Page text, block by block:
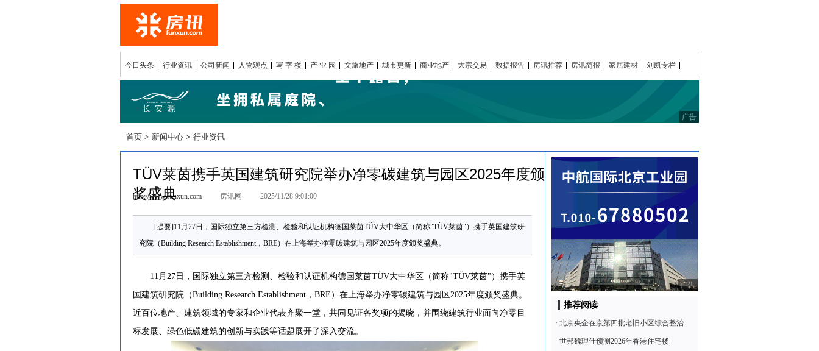
今日头条 行业资讯 公司新闻 人物观点 写 字 楼 产 业 园 文旅地产 城市更新 商业地产 大宗交易 数据报告 房讯推荐 房讯简报 家居建材 刘凯专栏
广告
首页 > 新闻中心 > 行业资讯
TÜV莱茵携手英国建筑研究院举办净零碳建筑与园区2025年度颁
奖盛典
http://www.funxun.com 房讯网 2025/11/28 9:01:00
[提要]11月27日，国际独立第三方检测、检验和认证机构德国莱茵TÜV大中华区（简称"TÜV莱茵"）携手英国建筑研
究院（Building Research Establishment，BRE）在上海举办净零碳建筑与园区2025年度颁奖盛典。
11月27日，国际独立第三方检测、检验和认证机构德国莱茵TÜV大中华区（简称"TÜV莱茵"）携手英
国建筑研究院（Building Research Establishment，BRE）在上海举办净零碳建筑与园区2025年度颁奖盛典。
近百位地产、建筑领域的专家和企业代表齐聚一堂，共同见证各奖项的揭晓，并围绕建筑行业面向净零目
标发展、绿色低碳建筑的创新与实践等话题展开了深入交流。
广告
推荐阅读
· 北京央企在京第四批老旧小区综合整治
· 世邦魏理仕预测2026年香港住宅楼